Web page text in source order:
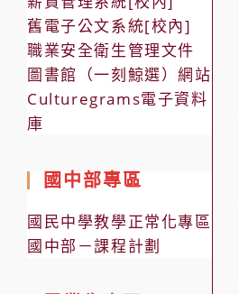
舊電子公文系統[校內]
職業安全衛生管理文件
圖書館（一刻鯨選）網站
Culturegrams電子資料
庫
國中部專區
國民中學教學正常化專區
國中部－課程計劃